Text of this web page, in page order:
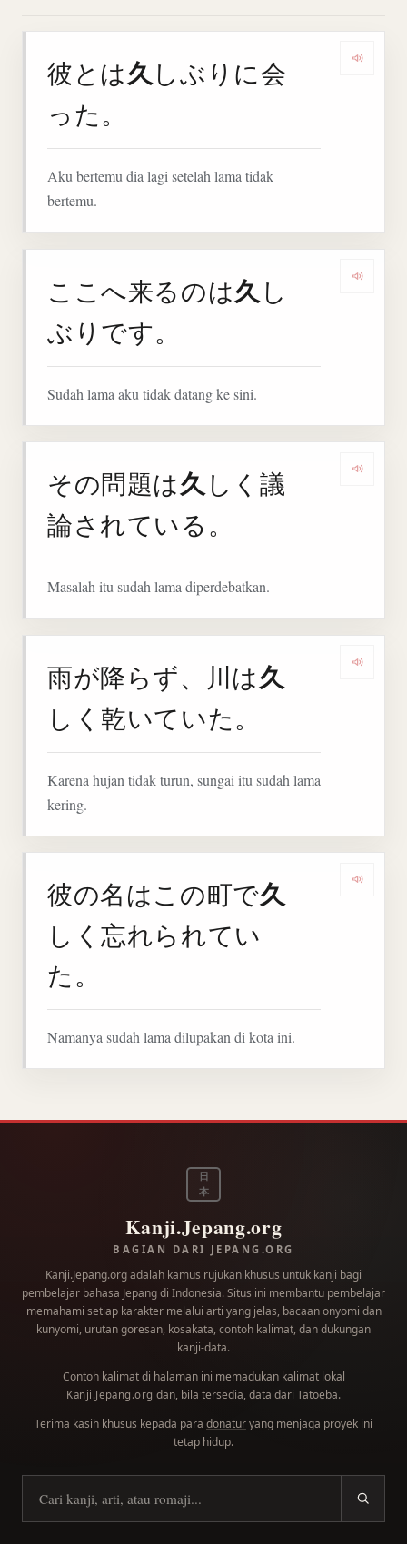
彼とは久しぶりに会
った。
Aku bertemu dia lagi setelah lama tidak
bertemu.
ここへ来るのは久し
ぶりです。
Sudah lama aku tidak datang ke sini.
その問題は久しく議
論されている。
Masalah itu sudah lama diperdebatkan.
雨が降らず、川は久
しく乾いていた。
Karena hujan tidak turun, sungai itu sudah lama
kering.
彼の名はこの町で久
しく忘れられてい
た。
Namanya sudah lama dilupakan di kota ini.
日
本
Kanji.Jepang.org
BAGIAN DARI JEPANG.ORG
Kanji.Jepang.org adalah kamus rujukan khusus untuk kanji bagi
pembelajar bahasa Jepang di Indonesia. Situs ini membantu pembelajar
memahami setiap karakter melalui arti yang jelas, bacaan onyomi dan
kunyomi, urutan goresan, kosakata, contoh kalimat, dan dukungan
kanji-data.
Contoh kalimat di halaman ini memadukan kalimat lokal
Kanji.Jepang.org dan, bila tersedia, data dari Tatoeba.
Terima kasih khusus kepada para donaturyang menjaga proyek ini
tetap hidup.
Cari kanji